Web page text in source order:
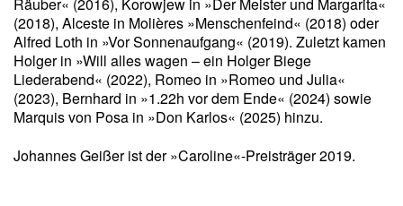
Räuber« (2016), Korowjew in »Der Meister und Margarita«
(2018), Alceste in Molières »Menschenfeind« (2018) oder
Alfred Loth in »Vor Sonnenaufgang« (2019). Zuletzt kamen
Holger in »Will alles wagen – ein Holger Biege
Liederabend« (2022), Romeo in »Romeo und Julia«
(2023), Bernhard in »1.22h vor dem Ende« (2024) sowie
Marquis von Posa in »Don Karlos« (2025) hinzu.
Johannes Geißer ist der »Caroline«-Preisträger 2019.